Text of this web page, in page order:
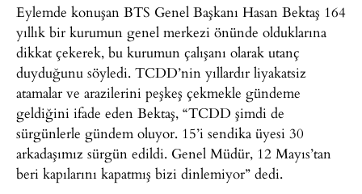
Eylemde konuşan BTS Genel Başkanı Hasan Bektaş 164
yıllık bir kurumun genel merkezi önünde olduklarına
dikkat çekerek, bu kurumun çalışanı olarak utanç
duyduğunu söyledi. TCDD’nin yıllardır liyakatsiz
atamalar ve arazilerini peşkeş çekmekle gündeme
geldiğini ifade eden Bektaş, “TCDD şimdi de
sürgünlerle gündem oluyor. 15’i sendika üyesi 30
arkadaşımız sürgün edildi. Genel Müdür, 12 Mayıs’tan
beri kapılarını kapatmış bizi dinlemiyor” dedi.